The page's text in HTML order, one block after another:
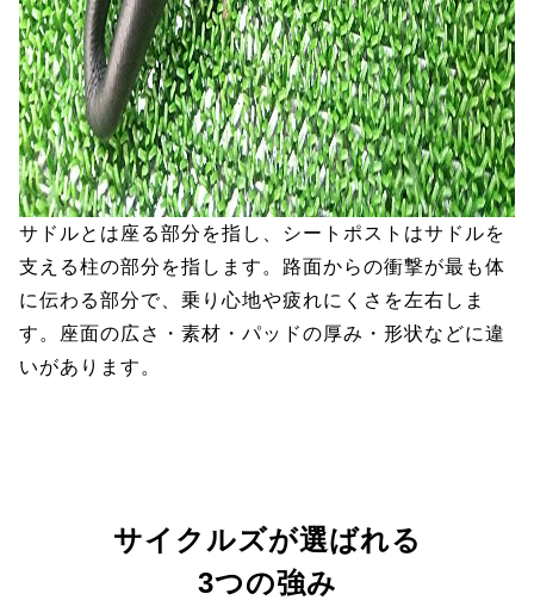
サドルとは座る部分を指し、シートポストはサドルを
支える柱の部分を指します。路面からの衝撃が最も体
に伝わる部分で、乗り心地や疲れにくさを左右しま
す。座面の広さ・素材・パッドの厚み・形状などに違
いがあります。
サイクルズが選ばれる
3つの強み